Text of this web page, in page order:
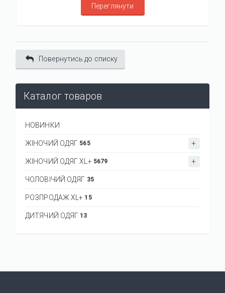
Переглянути
Повернутись до списку
Каталог товаров
НОВИНКИ
ЖІНОЧИЙ ОДЯГ 565
ЖІНОЧИЙ ОДЯГ XL+ 5679
ЧОЛОВІЧИЙ ОДЯГ 35
РОЗПРОДАЖ XL+ 15
ДИТЯЧИЙ ОДЯГ 13